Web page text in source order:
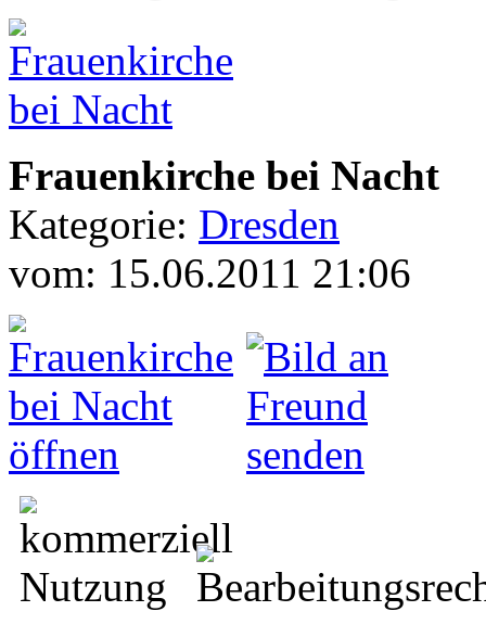
Frauenkirche bei Nacht
Kategorie: Dresden
vom: 15.06.2011 21:06